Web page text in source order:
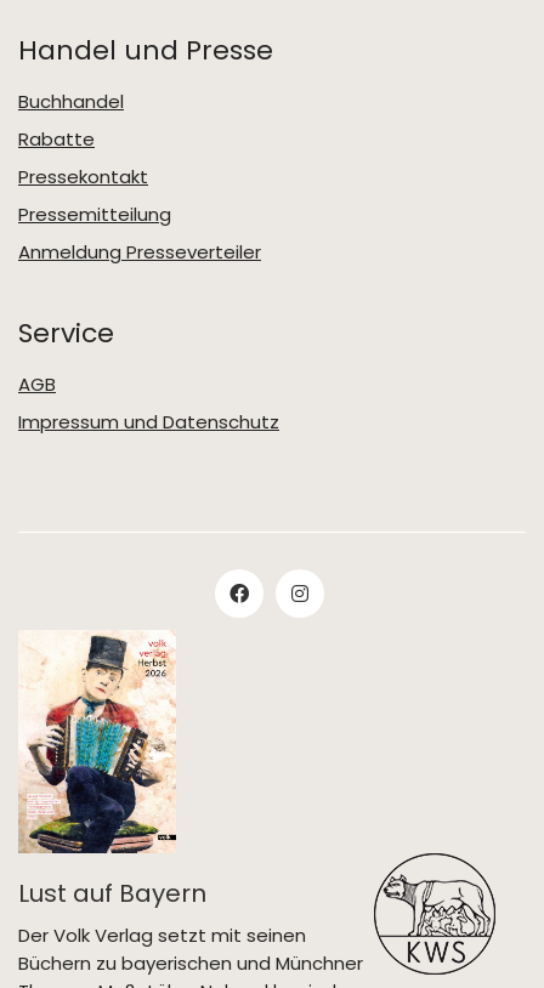
Handel und Presse
Buchhandel
Rabatte
Pressekontakt
Pressemitteilung
Anmeldung Presseverteiler
Service
AGB
Impressum und Datenschutz
Lust auf Bayern
Der Volk Verlag setzt mit seinen
Büchern zu bayerischen und Münchner